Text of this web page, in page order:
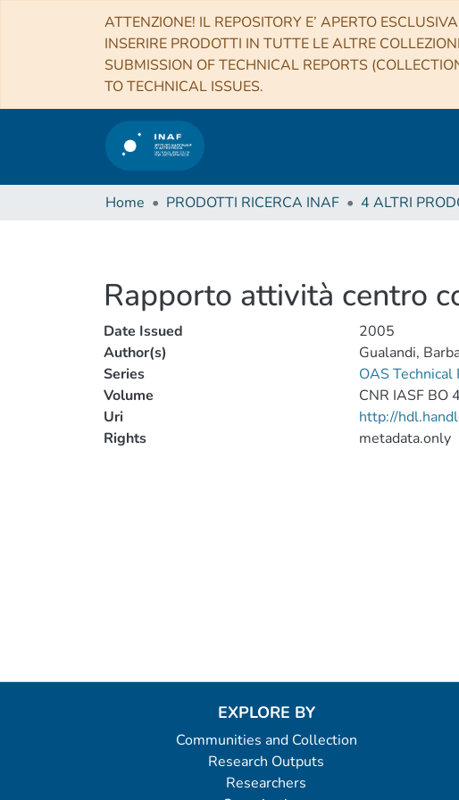
ATTENZIONE! IL REPOSITORY E’ APERTO
INSERIRE PRODOTTI IN TUTTE LE ALTRE
SUBMISSION OF TECHNICAL REPORTS
TO TECHNICAL ISSUES.
Home PRODOTTI RICERCA INAF
Rapporto attività centro
Date Issued
2005
Author(s)
Gualandi,
Series
OAS Technical
Volume
CNR IASF BO
Uri
http://
Rights
metadata.only
EXPLORE BY
Communities and Collection
Research Outputs
Researchers